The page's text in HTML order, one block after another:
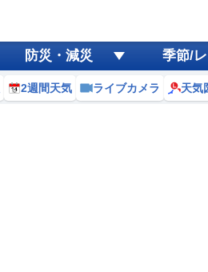
防災・減災 季節/
2週間天気 ライブカメラ 天気
黄砂
天気